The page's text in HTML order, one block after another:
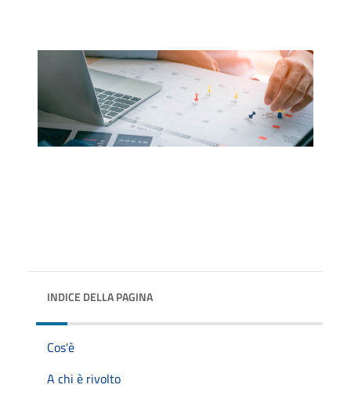
INDICE DELLA PAGINA
Cos'è
A chi è rivolto